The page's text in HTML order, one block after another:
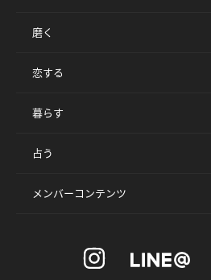
磨く
恋する
暮らす
占う
メンバーコンテンツ